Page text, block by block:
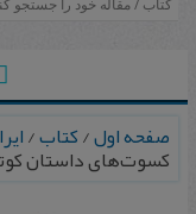
صفحه اول/کتاب/
کسوت‌های داستان